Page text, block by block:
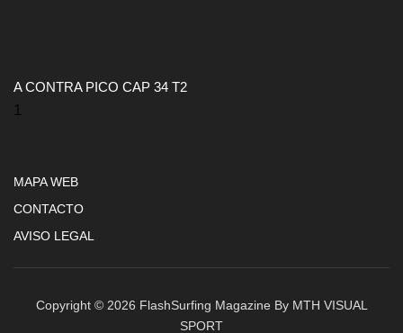
A CONTRA PICO CAP 34 T2
MAPA WEB
CONTACTO
AVISO LEGAL
Copyright © 2026 FlashSurfing Magazine By MTH VISUAL
SPORT